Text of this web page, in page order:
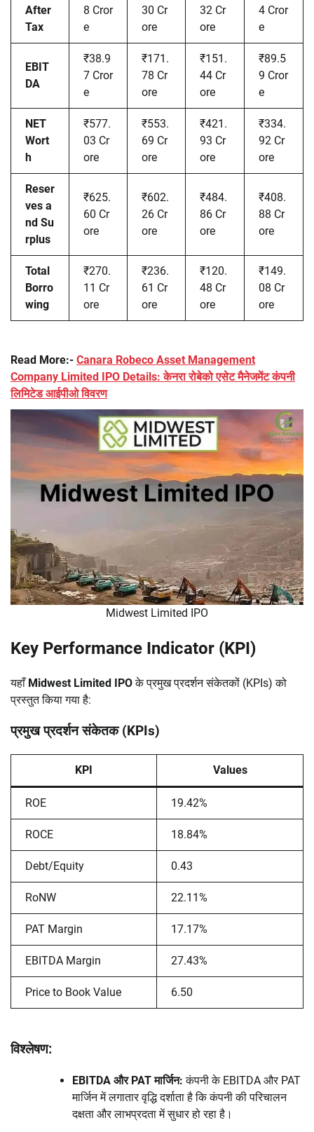
After
Tax
8 Cror
e
30 Cr
ore
32 Cr
ore
4 Cror
e
EBIT
DA
₹38.9
7 Cror
e
₹171.
78 Cr
ore
₹151.
44 Cr
ore
₹89.5
9 Cror
e
NET
Wort
h
₹577.
03 Cr
ore
₹553.
69 Cr
ore
₹421.
93 Cr
ore
₹334.
92 Cr
ore
Reser
ves a
nd Su
rplus
₹625.
60 Cr
ore
₹602.
26 Cr
ore
₹484.
86 Cr
ore
₹408.
88 Cr
ore
Total
Borro
wing
₹270.
11 Cr
ore
₹236.
61 Cr
ore
₹120.
48 Cr
ore
₹149.
08 Cr
ore
Read More:- Canara Robeco Asset Management
Company Limited IPO Details: केनरा रोबेको एसेट मैनेजमेंट कंपनी
लिमिटेड आईपीओ विवरण
Midwest Limited IPO
Key Performance Indicator (KPI)
यहाँ Midwest Limited IPOके प्रमुख प्रदर्शन संकेतकों (KPIs) को
प्रस्तुत किया गया है:
प्रमुख प्रदर्शन संकेतक (KPIs)
KPI Values
ROE 19.42%
ROCE 18.84%
Debt/Equity 0.43
RoNW 22.11%
PAT Margin 17.17%
EBITDA Margin 27.43%
Price to Book Value 6.50
विश्लेषण:
EBITDA और PAT मार्जिन: कंपनी के EBITDA और PAT
मार्जिन में लगातार वृद्धि दर्शाता है कि कंपनी की परिचालन
दक्षता और लाभप्रदता में सुधार हो रहा है।